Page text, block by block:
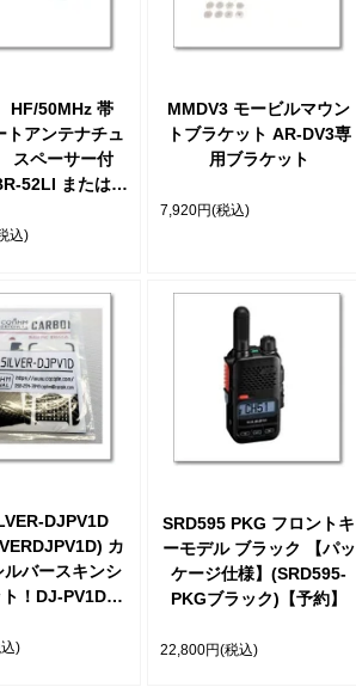
50MHz 帯
トアンテナチュ
スペーサー付
52LI または
【対応】FTX-1
込)
MMDV3 モービルマウン
トブラケット AR-DV3専
用ブラケット
7,920円(税込)
DJPV1D
カ
ルバースキンシ
！DJ-PV1Dの
いに登場！ 汚
)
SRD595 PKG フロントキ
ーモデル ブラック 【パッ
ケージ仕様】(SRD595-
PKGブラック)【予約】
22,800円(税込)